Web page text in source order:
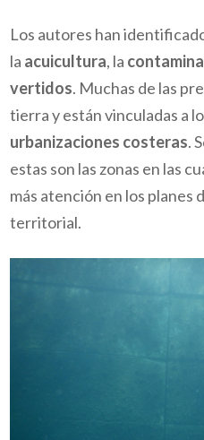
Los autores han
la acuicultura, la
vertidos. Muchas de las
tierra y están vinculadas a
urbanizaciones costeras.
estas son las zonas en las
más atención en los
territorial.